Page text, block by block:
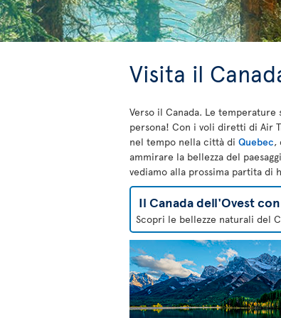
Visita il
Verso il Canada. Le
persona! Con i voli diretti di Air
nel tempo nella città di Quebec,
ammirare la bellezza del
vediamo alla prossima partita di
Il Canada dell'Ovest
Scopri le bellezze naturali del